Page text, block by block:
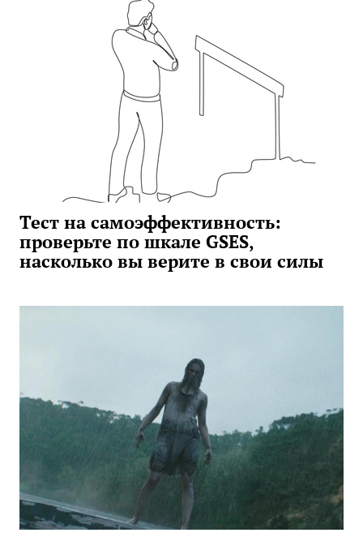
Тест на самоэффективность:
проверьте по шкале GSES,
насколько вы верите в свои силы